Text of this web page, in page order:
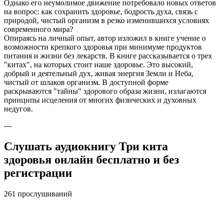
Однако его неумолимое движение потребовало новых ответов
на вопрос: как сохранить здоровье, бодрость духа, связь с
природой, чистый организм в резко изменившихся условиях
современного мира?
Опираясь на личный опыт, автор изложил в книге учение о
возможности крепкого здоровья при минимуме продуктов
питания и жизни без лекарств. В книге рассказывается о трех
"китах", на которых стоит наше здоровье. Это высокий,
добрый и деятельный дух, живая энергия Земли и Неба,
чистый от шлаков организм. В доступной форме
раскрываются "тайны" здорового образа жизни, излагаются
принципы исцеления от многих физических и духовных
недугов.
---
Слушать аудиокнигу Три кита
здоровья онлайн бесплатно и без
регистрации
261 прослушиваний